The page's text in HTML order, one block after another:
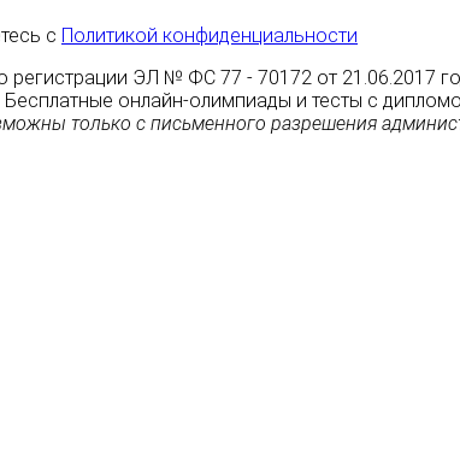
с Политикой конфиденциальности
регистрации ЭЛ № ФС 77 - 70172 от 21.06.2017
Бесплатные онлайн-олимпиады и тесты с
только с письменного разрешения